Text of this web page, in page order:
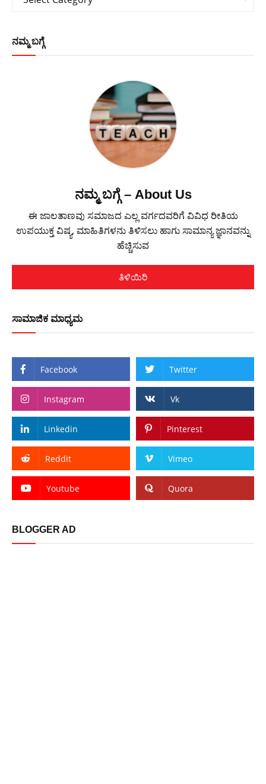
ನಮ್ಮ ಬಗ್ಗೆ
ನಮ್ಮ ಬಗ್ಗೆ – About Us
ಈ ಜಾಲತಾಣವು ಸಮಾಜದ ಎಲ್ಲ ವರ್ಗದವರಿಗೆ ವಿವಿಧ ರೀತಿಯ
ಉಪಯುಕ್ತ ವಿಷ್ಯ, ಮಾಹಿತಿಗಳನು ತಿಳಿಸಲು ಹಾಗು ಸಾಮಾನ್ಯ ಜ್ಞಾನವನ್ನು
ಹೆಚ್ಚಿಸುವ
ತಿಳಿಯಿರಿ
ಸಾಮಾಜಿಕ ಮಾಧ್ಯಮ
Facebook Twitter
Instagram Vk
Linkedin Pinterest
Reddit Vimeo
Youtube Quora
BLOGGER AD